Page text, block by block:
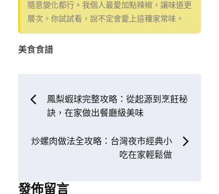
隨意變化都行。我個人最愛加點辣椒，讓味道更
層次。你試試看，說不定會愛上這種家常味。
美食食譜
文
覽
鳳梨蝦球完整攻略：從起源到烹飪秘
訣，在家做出餐廳級美味
炒螺肉做法全攻略：台灣夜市經典小
吃在家輕鬆做
發佈留言